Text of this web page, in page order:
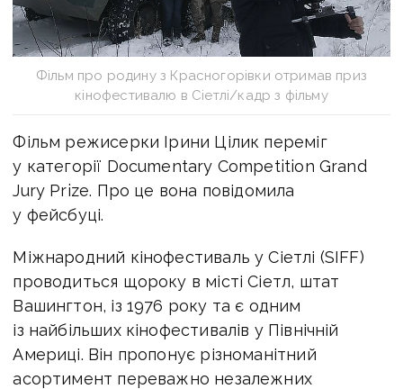
Фільм про родину з Красногорівки отримав приз
кінофестивалю в Сіетлі/кадр з фільму
Фільм режисерки Ірини Цілик переміг
у категорії Documentary Competition Grand
Jury Prize. Про це вона повідомила
у фейсбуці.
Міжнародний кінофестиваль у Сіетлі (SIFF)
проводиться щороку в місті Сіетл, штат
Вашингтон, із 1976 року та є одним
із найбільших кінофестивалів у Північній
Америці. Він пропонує різноманітний
асортимент переважно незалежних